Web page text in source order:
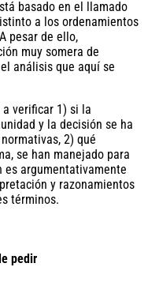
basado en el llamado
a los ordenamientos
pesar de ello,
muy somera de
análisis que aquí se
verificar 1) si la
y la decisión se ha
2) qué
se han manejado para
argumentativamente
y razonamientos
términos.
pedir